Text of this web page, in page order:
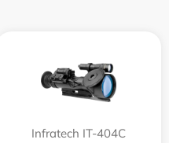
Infratech IT-404C